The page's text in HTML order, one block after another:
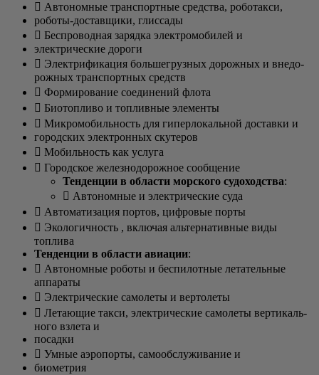
 Авто­ном­ные транс­порт­ные сред­ства, роботакси,
робо­ты-достав­щи­ки, глиссады
 Бес­про­вод­ная заряд­ка элек­тро­мо­би­лей и
элек­три­че­ские дороги
 Элек­три­фи­ка­ция боль­ше­груз­ных дорож­ных и вне­до­
рож­ных транс­порт­ных средств
 Фор­ми­ро­ва­ние соеди­не­ний флота
 Био­топ­ли­во и топ­лив­ные элементы
 Мик­ро­мо­биль­ность для гипер­ло­каль­ной достав­ки и
город­ских элек­трон­ных скутеров
 Мобиль­ность как услуга
 Город­ское желез­но­до­рож­ное сообщение
Тен­ден­ции в обла­сти мор­ско­го судо­ход­ства:
 Авто­ном­ные и элек­три­че­ские суда
 Авто­ма­ти­за­ция пор­тов, циф­ро­вые порты
 Эко­ло­гич­ность , вклю­чая аль­тер­на­тив­ные виды
топлива
Тен­ден­ции в обла­сти авиа­ции:
 Авто­ном­ные робо­ты и бес­пи­лот­ные лета­тель­ные
аппараты
 Элек­три­че­ские само­ле­ты и вертолеты
 Лета­ю­щие так­си, элек­три­че­ские само­ле­ты вер­ти­каль­
но­го взле­та и
посад­ки
 Умные аэро­пор­ты, само­об­слу­жи­ва­ние и
био­мет­рия